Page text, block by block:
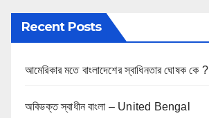
Recent Posts
আমেরিকার মতে বাংলাদেশের স্বাধিনতার ঘোষক কে ?
অবিভক্ত স্বাধীন বাংলা – United Bengal